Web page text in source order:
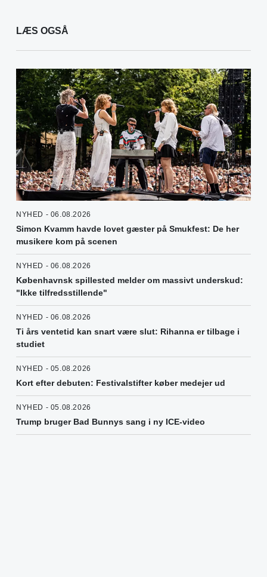
LÆS OGSÅ
NYHED - 06.08.2026
Simon Kvamm havde lovet gæster på Smukfest: De her
musikere kom på scenen
NYHED - 06.08.2026
Københavnsk spillested melder om massivt underskud:
"Ikke tilfredsstillende"
NYHED - 06.08.2026
Ti års ventetid kan snart være slut: Rihanna er tilbage i
studiet
NYHED - 05.08.2026
Kort efter debuten: Festivalstifter køber medejer ud
NYHED - 05.08.2026
Trump bruger Bad Bunnys sang i ny ICE-video